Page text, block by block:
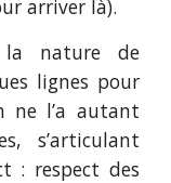
arriver là).
la nature de
lignes pour
ne l’a autant
s’articulant
: respect des